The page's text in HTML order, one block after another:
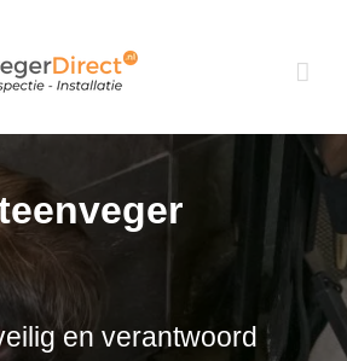
en verantwoord